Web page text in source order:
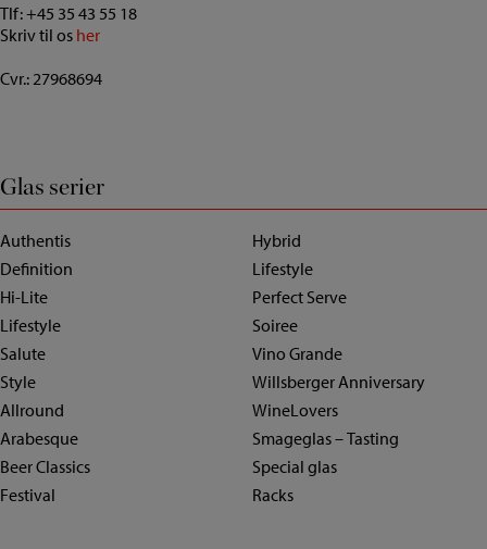
Tlf:+45 35 43 55 18
Skriv til os her
Cvr.: 27968694
Glas serier
Authentis
Definition
Hi-Lite
Lifestyle
Salute
Style
Allround
Arabesque
Beer Classics
Festival
Hybrid
Lifestyle
Perfect Serve
Soiree
Vino Grande
Willsberger Anniversary
WineLovers
Smageglas – Tasting
Special glas
Racks